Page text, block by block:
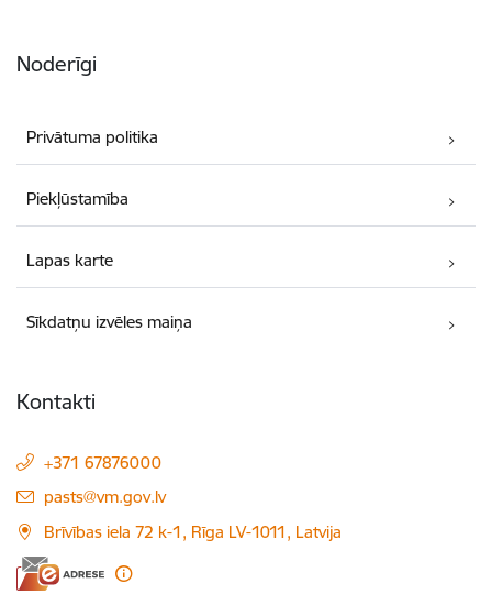
Noderīgi
Privātuma politika
Piekļūstamība
Lapas karte
Sīkdatņu izvēles maiņa
Kontakti
+371 67876000
E-pasts:
pasts@vm.gov.lv
Brīvības iela 72 k-1, Rīga LV-1011, Latvija